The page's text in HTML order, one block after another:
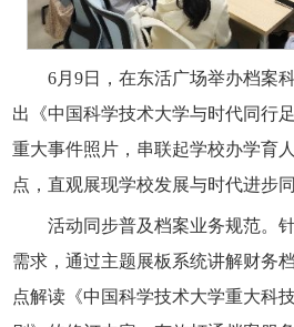
6月9日，在东活广场举办档案
出《中国科学技术大学与时代同行
重大事件照片，串联起学校办学育
点，直观展现学校发展与时代进步
活动同步普及档案业务规范。
需求，通过主题展板系统讲解财务
点解读《中国科学技术大学重大科